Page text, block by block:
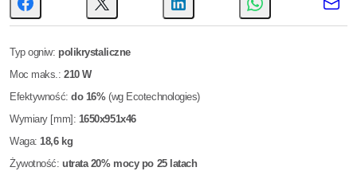
Typ ogniw: polikrystaliczne
Moc maks.: 210 W
Efektywność: do 16%(wg Ecotechnologies)
Wymiary [mm]: 1650x951x46
Waga:18,6 kg
Żywotność: utrata 20% mocy po 25 latach